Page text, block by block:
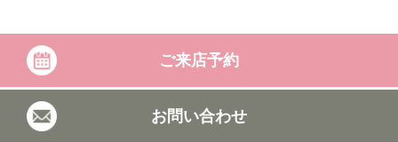
ご来店予約
お問い合わせ